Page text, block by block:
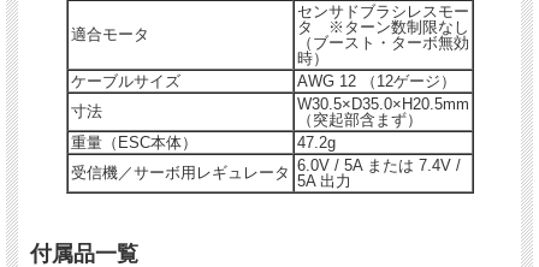
適合モータ
センサドブラシレスモー
タ ※ターン数制限なし
（ブースト・ターボ無効
時）
ケーブルサイズ
AWG 12 （12ゲージ）
寸法
W30.5×D35.0×H20.5mm
（突起部含まず）
重量（ESC本体）
47.2g
受信機／サーボ用レギュレータ 6.0V / 5A または 7.4V /
5A 出力
付属品一覧